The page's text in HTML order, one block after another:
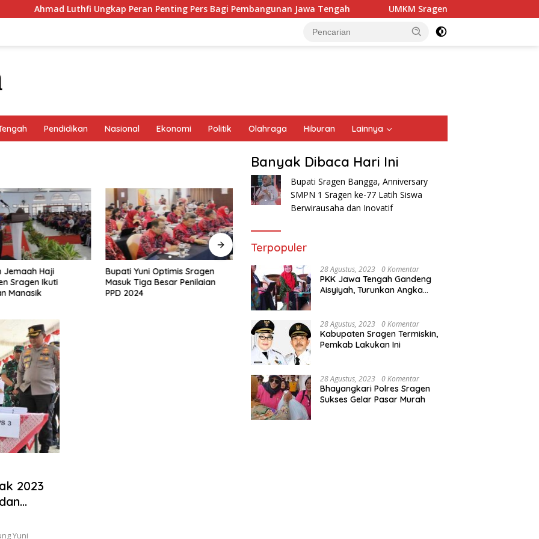
Ahmad Luthfi Ungkap Peran Penting Pers Bagi Pembangunan Jawa Tengah UMKM Sragen Go Global Berkat
Pendidikan Nasional Ekonomi Politik Olahraga Hiburan Lainnya
Jemaah Haji
Sragen Ikuti
Manasik
Bupati Yuni Optimis Sragen
Masuk Tiga Besar Penilaian
PPD 2024
Indahnya Pesona Kedung
Grujug di Miri Sragen
Program Tumis Pemkab
Sragen, Desa Tlogo Tirto
Sumberlawang Lulus Sebagai
2023
Yuni
Banyak Dibaca Hari Ini
Bupati Sragen Bangga, Anniversary
SMPN 1 Sragen ke-77 Latih Siswa
Berwirausaha dan Inovatif
Terpopuler
28 Agustus, 2023 0 Komentar
PKK Jawa Tengah Gandeng
Aisyiyah, Turunkan Angka
28 Agustus, 2023 0 Komentar
Kabupaten Sragen Termiskin,
Pemkab Lakukan Ini
28 Agustus, 2023 0 Komentar
Bhayangkari Polres Sragen
Sukses Gelar Pasar Murah